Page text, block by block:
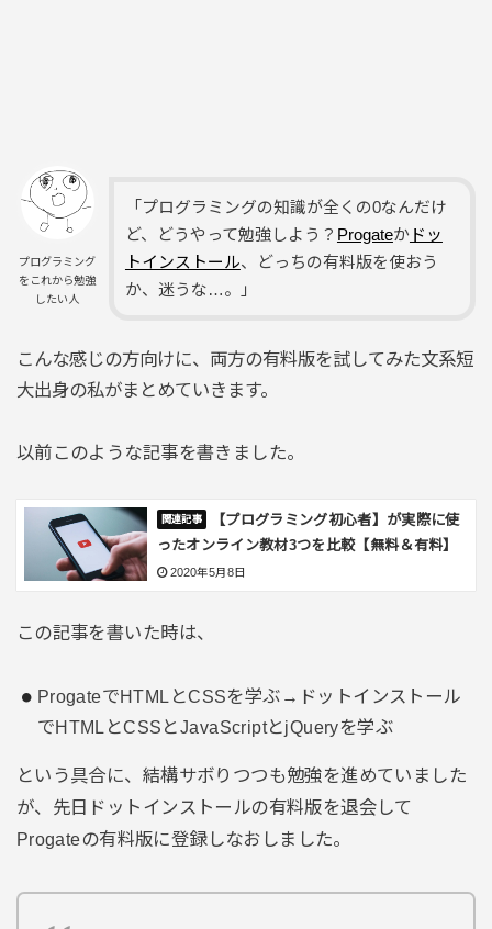
プログラミング
をこれから勉強
したい人
「プログラミングの知識が全くの0なんだけ
ど、どうやって勉強しよう？ Progateかドッ
トインストール、どっちの有料版を使おう
か、迷うな…。」
こんな感じの方向けに、両方の有料版を試してみた文系短
大出身の私がまとめていきます。
以前このような記事を書きました。
【プログラミング初心者】が実際に使
ったオンライン教材3つを比較【無料＆有料】
2020年5月8日
この記事を書いた時は、
ProgateでHTMLとCSSを学ぶ→ドットインストール
でHTMLとCSSとJavaScriptとjQueryを学ぶ
という具合に、結構サボりつつも勉強を進めていました
が、先日ドットインストールの有料版を退会して
Progateの有料版に登録しなおしました。